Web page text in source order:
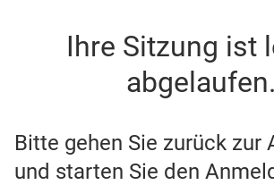
SSO Single-
Ihre Sitzung ist
abgelaufen.
Bitte gehen Sie zurück zur
und starten Sie den